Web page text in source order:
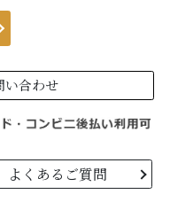
い合わせ
よくあるご質問